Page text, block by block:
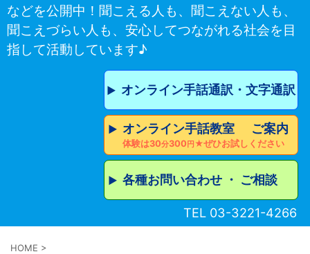
などを公開中！聞こえる人も、聞こえない人も、
聞こえづらい人も、安心してつながれる社会を目
指して活動しています♪
▶︎ オンライン手話通訳・文字通訳
▶︎ オンライン手話教室 ご案内
体験は30分300円★ぜひお試しください
▶︎ 各種お問い合わせ ・ ご相談
TEL 03-3221-4266
HOME >